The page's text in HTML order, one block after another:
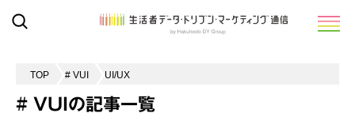
TOP # VUI UI/UX
# VUIの記事一覧